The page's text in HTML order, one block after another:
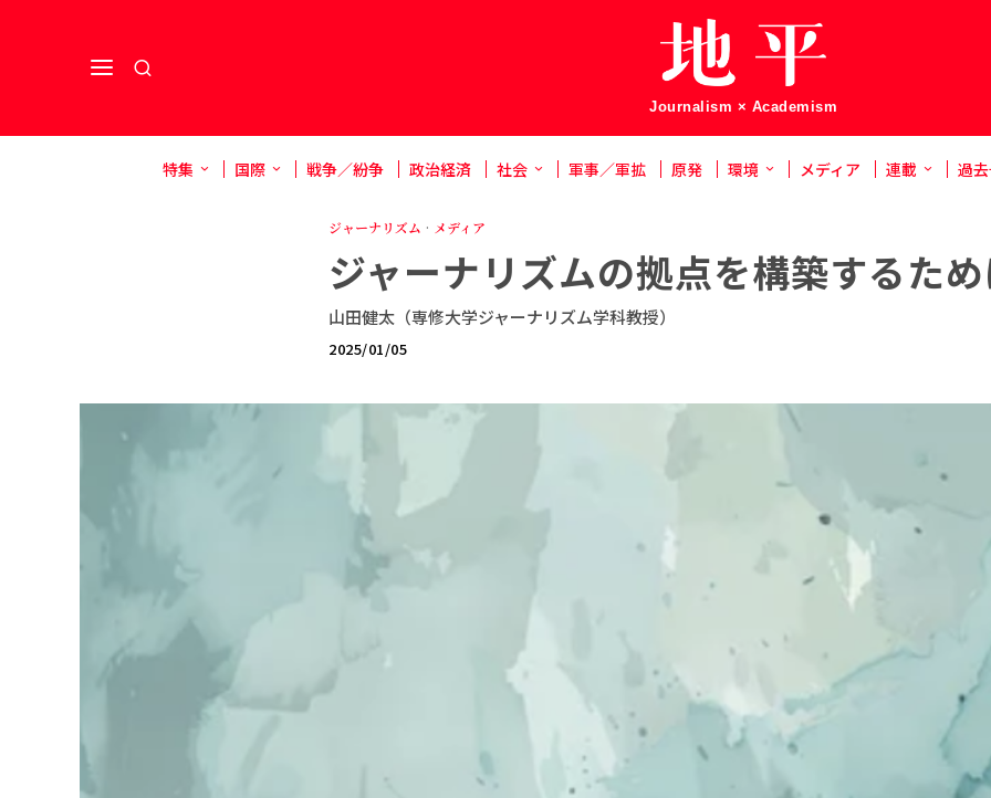
Journalism × Academism
特集 国際 戦争／紛争 政治経済 社会 軍事／軍拡 原発 環境 メディア 連載 過
ジャーナリズム · メディア
ジャーナリズムの拠点を構築するた
山田健太（専修大学ジャーナリズム学科教授）
2025/01/05